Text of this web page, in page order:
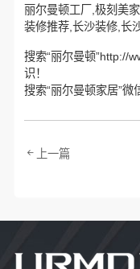
丽尔曼顿工厂,极刻美
装修推荐,长沙装修,长
搜索“丽尔曼顿”http://
识！
搜索“丽尔曼顿家居”
上一篇